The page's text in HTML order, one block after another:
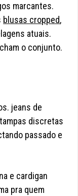
marcantes.
blusas cropped,
atuais.
o conjunto.
jeans de
discretas
passado e
e cardigan
pra quem